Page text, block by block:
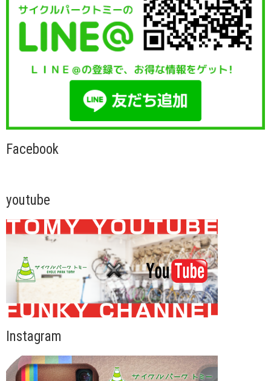
Facebook
youtube
Instagram